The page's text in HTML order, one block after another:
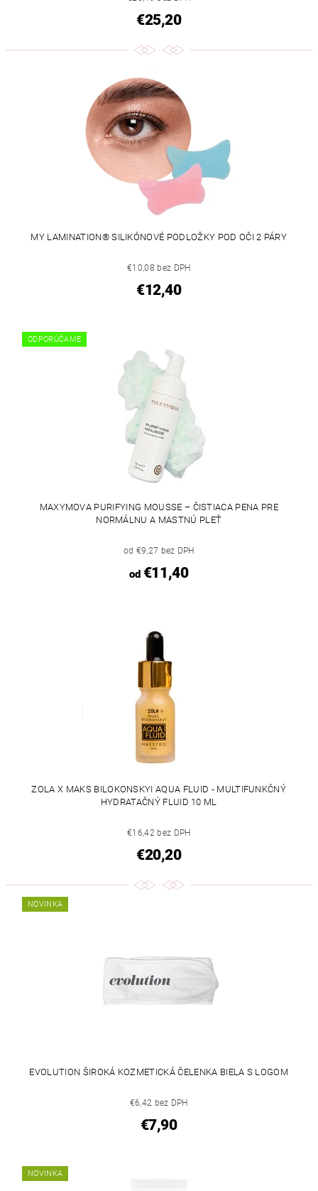
€25,20
MY LAMINATION® SILIKÓNOVÉ PODLOŽKY POD OČI 2 PÁRY
€10,08 bez DPH
€12,40
ODPORÚČAME
MAXYMOVA PURIFYING MOUSSE – ČISTIACA PENA PRE
NORMÁLNU A MASTNÚ PLEŤ
od €9,27 bez DPH
od€11,40
ZOLA X MAKS BILOKONSKYI AQUA FLUID - MULTIFUNKČNÝ
HYDRATAČNÝ FLUID 10 ML
€16,42 bez DPH
€20,20
NOVINKA
EVOLUTION ŠIROKÁ KOZMETICKÁ ČELENKA BIELA S LOGOM
€6,42 bez DPH
€7,90
NOVINKA